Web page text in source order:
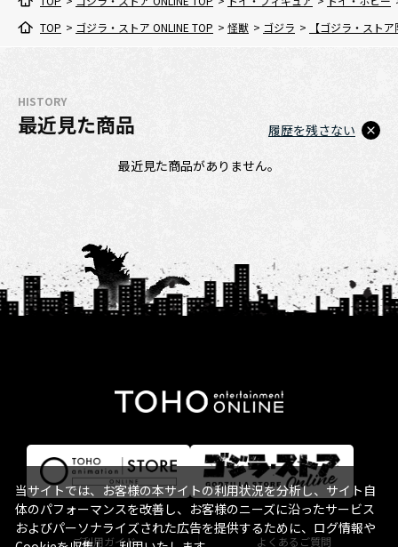
TOP > ゴジラ・ストア ONLINE TOP > 怪獣 > ゴジラ > 【ゴジラ・スト
HISTORY
最近見た商品
最近見た商品がありません。
履歴を残さない
ご利用ガイド よくあるご質問
当サイトでは、お客様の本サイトの利用状況を分析し、サイト自
体のパフォーマンスを改善し、お客様のニーズに沿ったサービス
およびパーソナライズされた広告を提供するために、ログ情報や